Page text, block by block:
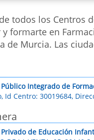
todos los Centros
formarte en
de Murcia. Las
Integrado de
Id Centro: 30019684,
de Educación